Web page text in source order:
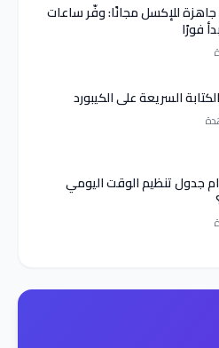
للإكسل مجانًا: وفّر ساعات
فورًا
السريعة على الكيبورد
جدول تنظيم الوقت اليومي